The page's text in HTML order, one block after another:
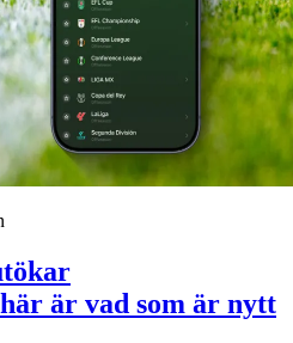
är vad som är nytt